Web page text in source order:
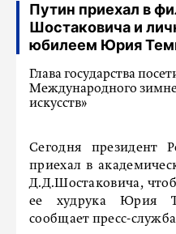
Путин приехал в
Шостаковича и
юбилеем Юрия
Глава государства
Международного
искусств»
Сегодня президент
приехал в
Д.Д.Шостаковича,
ее худрука Юрия
сообщает пресс-